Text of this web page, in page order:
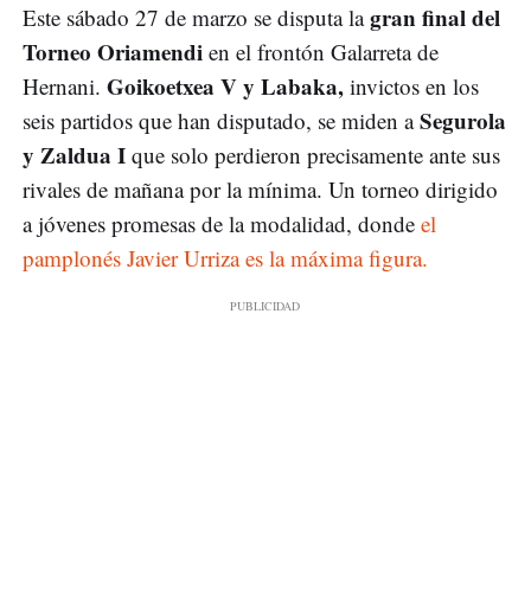
Este sábado 27 de marzo se disputa lagran final del
Torneo Oriamendi en el frontón Galarreta de
Hernani. Goikoetxea V y Labaka, invictos en los
seis partidos que han disputado, se miden aSegurola
y Zaldua I que solo perdieron precisamente ante sus
rivales de mañana por la mínima. Un torneo dirigido
a jóvenes promesas de la modalidad, donde el
pamplonés Javier Urriza es la máxima figura.